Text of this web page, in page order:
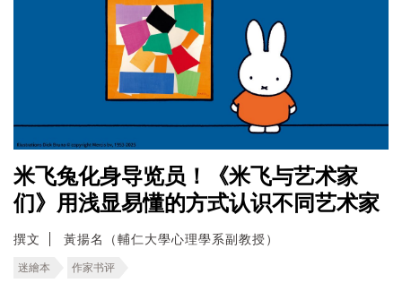
米飞兔化身导览员！《米飞与艺术家
们》用浅显易懂的方式认识不同艺术家
撰文 黃揚名（輔仁大學心理學系副教授）
迷繪本 作家书评